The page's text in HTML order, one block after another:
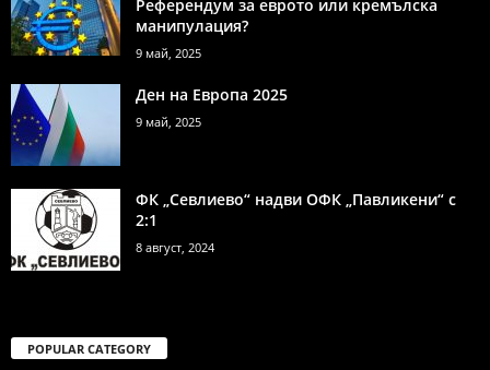
Референдум за еврото или кремълска
манипулация?
9 май, 2025
Ден на Европа 2025
9 май, 2025
ФК „Севлиево“ надви ОФК „Павликени“ с
2:1
8 август, 2024
POPULAR CATEGORY